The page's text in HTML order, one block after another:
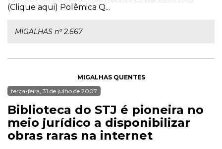
(Clique aqui) Polêmica Q...
MIGALHAS nº 2.667
MIGALHAS QUENTES
terça-feira, 31 de julho de 2007
Biblioteca do STJ é pioneira no
meio jurídico a disponibilizar
obras raras na internet